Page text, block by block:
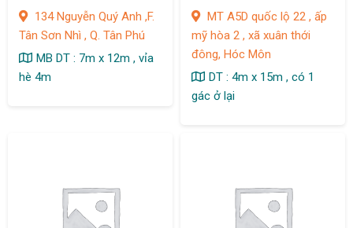
134 Nguyễn Quý Anh ,F.
Tân Sơn Nhì , Q. Tân Phú
MB DT : 7m x 12m , vỉa
hè 4m
đôngMT A5D quốc lộ 22 , ấp
mỹ hòa 2 , xã xuân thới
đông, Hóc Môn
DT : 4m x 15m , có 1
gác ở lại